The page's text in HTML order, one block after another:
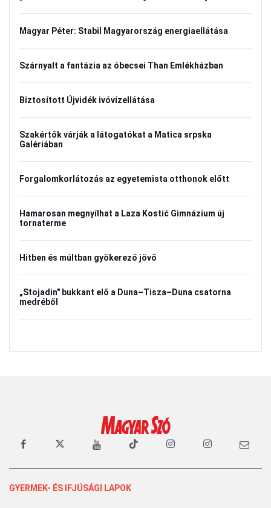
Magyar Péter: Stabil Magyarország energiaellátása
Szárnyalt a fantázia az óbecsei Than Emlékházban
Biztosított Újvidék ivóvízellátása
Szakértők várják a látogatókat a Matica srpska
Galériában
Forgalomkorlátozás az egyetemista otthonok előtt
Hamarosan megnyílhat a Laza Kostić Gimnázium új
tornaterme
Hitben és múltban gyökerező jövő
„Stojadin" bukkant elő a Duna–Tisza–Duna csatorna
medréből
GYERMEK- ÉS IFJÚSÁGI LAPOK